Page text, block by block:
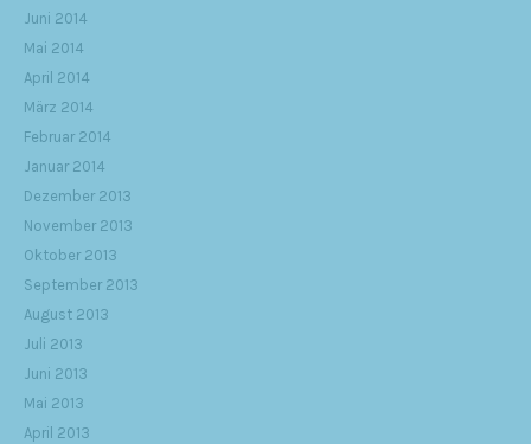
Juni 2014
Mai 2014
April 2014
März 2014
Februar 2014
Januar 2014
Dezember 2013
November 2013
Oktober 2013
September 2013
August 2013
Juli 2013
Juni 2013
Mai 2013
April 2013